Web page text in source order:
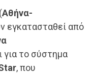
Αθήνα-
εγκατασταθεί από
για το σύστημα
, που